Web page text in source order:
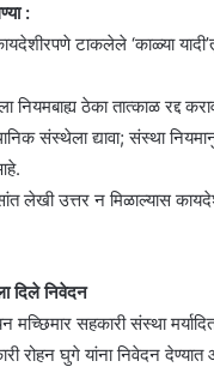
:
टाकलेले ‘काळ्या
नियमबाह्य ठेका तात्काळ रद्द
संस्थेला द्यावा; संस्था
लेखी उत्तर न मिळाल्यास
दिले निवेदन
मच्छिमार सहकारी संस्था
रोहन घुगे यांना निवेदन